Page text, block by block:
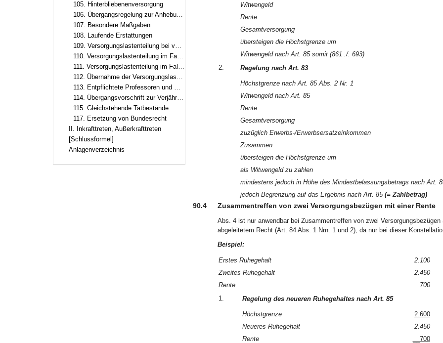
105. Hinterbliebenenversorgung
106. Übergangsregelung zur Anhebung der Altersgrenzen
107. Besondere Maßgaben
108. Laufende Erstattungen
109. Versorgungslastenteilung bei vergangenen Dienstherrenwechseln ohne laufende Erstattung
110. Versorgungslastenteilung im Fall eines zusätzlichen Dienstherrenwechsels nach Art. 95
111. Versorgungslastenteilung im Fall eines zusätzlichen Dienstherrenwechsels nach dem Versorgungslastenteilungs-Staatsvertrag
112. Übernahme der Versorgungslasten in Altfällen
113. Entpflichtete Professoren und Professorinnen, Hochschulleistungsbezüge
114. Übergangsvorschrift zur Verjährung
115. Gleichstehende Tatbestände
117. Ersetzung von Bundesrecht
II. Inkrafttreten, Außerkrafttreten
[Schlussformel]
Anlagenverzeichnis
Witwengeld
Rente
Gesamtversorgung
übersteigen die Höchstgrenze um
Witwengeld nach Art. 85 somit (861 ./. 693)
2.
Regelung nach Art. 83
Höchstgrenze nach Art. 85 Abs. 2 Nr. 1
Witwengeld nach Art. 85
Rente
Gesamtversorgung
zuzüglich Erwerbs-/Erwerbsersatzeinkommen
Zusammen
übersteigen die Höchstgrenze um
als Witwengeld zu zahlen
mindestens jedoch in Höhe des Mindestbelassungsbetrags nach Art.
jedoch Begrenzung auf das Ergebnis nach Art. 85 (= Zahlbetrag)
90.4 Zusammentreffen von zwei Versorgungsbezügen mit einer Rente
Abs. 4 ist nur anwendbar bei Zusammentreffen von zwei
abgeleitetem Recht (Art. 84 Abs. 1 Nrn. 1 und 2), da nur bei dieser
Beispiel:
Erstes Ruhegehalt
2.100
Zweites Ruhegehalt
2.450
Rente
700
1.
Regelung des neueren Ruhegehaltes nach Art. 85
Höchstgrenze
2.600
Neueres Ruhegehalt
2.450
Rente
__700